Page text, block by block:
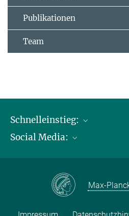
Publikationen
Team
Schnelleinstieg:
Publikationen
Kontakt und
Social Media:
Max-